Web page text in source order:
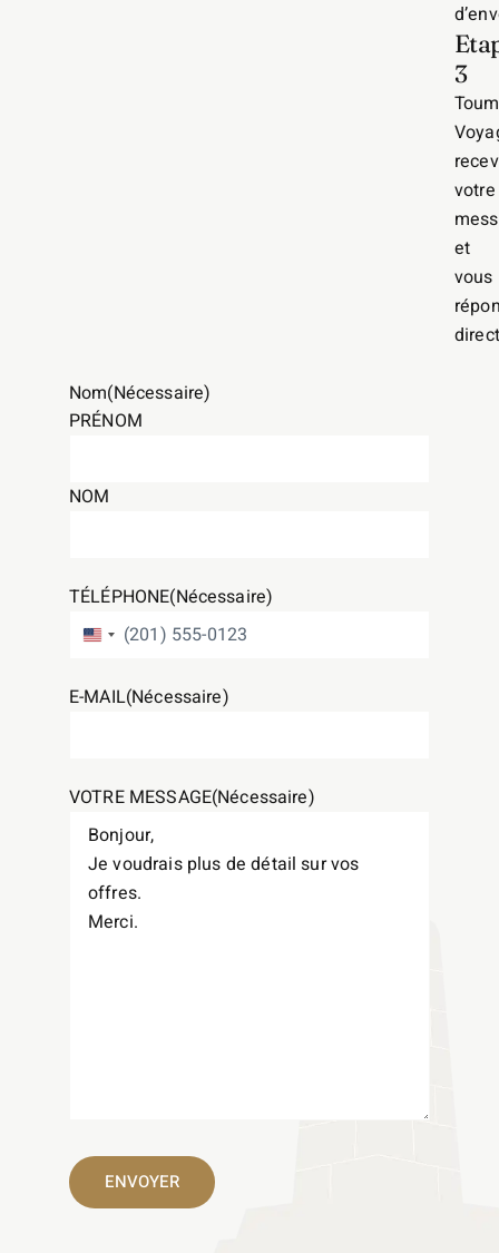
3
votre
et
vous
Nom(Nécessaire)
PRÉNOM
NOM
TÉLÉPHONE(Nécessaire)
ÉTATS-UNIS +1
E-MAIL(Nécessaire)
VOTRE MESSAGE(Nécessaire)